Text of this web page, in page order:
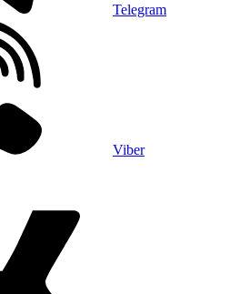
Telegram
Viber